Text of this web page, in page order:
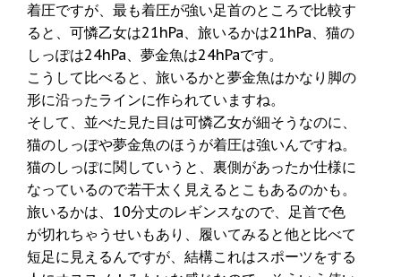
着圧ですが、最も着圧が強い足首のところで比較す
ると、可憐乙女は21hPa、旅いるかは21hPa、猫の
しっぽは24hPa、夢金魚は24hPaです。
こうして比べると、旅いるかと夢金魚はかなり脚の
形に沿ったラインに作られていますね。
そして、並べた見た目は可憐乙女が細そうなのに、
猫のしっぽや夢金魚のほうが着圧は強いんですね。
猫のしっぽに関していうと、裏側があったか仕様に
なっているので若干太く見えるとこもあるのかも。
旅いるかは、10分丈のレギンスなので、足首で色
が切れちゃうせいもあり、履いてみると他と比べて
短足に見えるんですが、結構これはスポーツをする